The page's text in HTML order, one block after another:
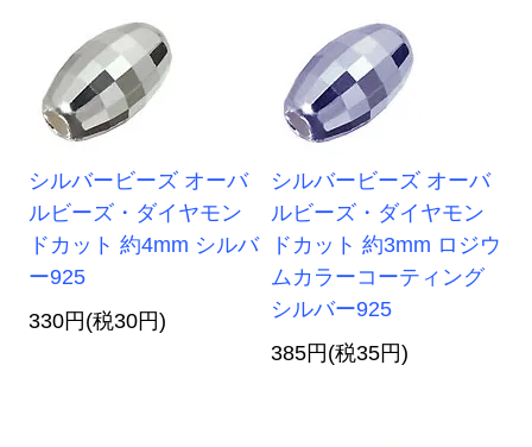
シルバービーズ オーバ
ルビーズ・ダイヤモン
ドカット 約4mm シルバ
ー925
330円(税30円)
シルバービーズ オーバ
ルビーズ・ダイヤモン
ドカット 約3mm ロジウ
ムカラーコーティング
シルバー925
385円(税35円)